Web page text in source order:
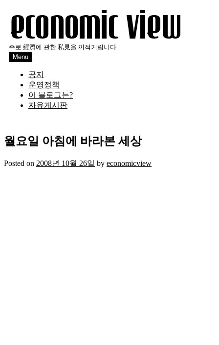
주로 經濟에 관한 私見을 끼적거립니다
Menu
공지
운영정책
이 블로그는?
자유게시판
월요일 아침에 바라본 세상
Posted on 2008년 10월 26일 by economicview